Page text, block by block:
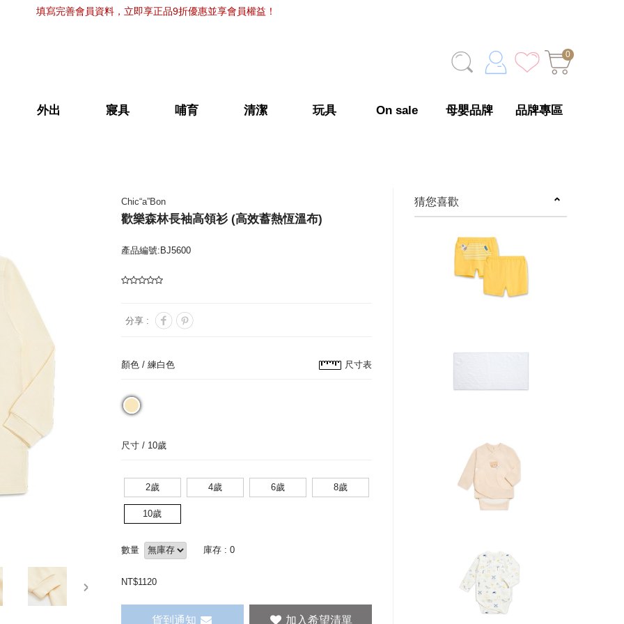
填寫完善會員資料，立即享正品9折優惠並享會員權益！
0
外出 寢具 哺育 清潔 玩具 On sale 母嬰品牌 品牌專區
next
Chic“a”Bon
歡樂森林長袖高領衫 (高效蓄熱恆溫布)
產品編號:BJ5600
分享 :
顏色 / 練白色 尺寸表
尺寸 / 10歲
2歲 4歲 6歲 8歲
10歲
數量 庫存 : 0
NT$1120
貨到通知
猜您喜歡